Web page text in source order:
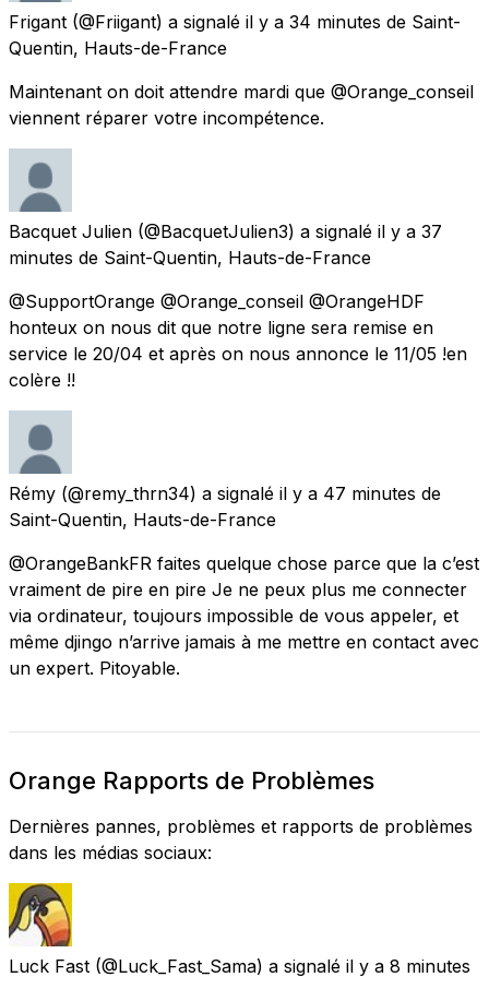
Frigant (@Friigant) a signalé il y a 34 minutes de Saint-
Quentin, Hauts-de-France
Maintenant on doit attendre mardi que @Orange_conseil
viennent réparer votre incompétence.
Bacquet Julien (@BacquetJulien3) a signalé il y a 37
minutes de Saint-Quentin, Hauts-de-France
@SupportOrange @Orange_conseil @OrangeHDF
honteux on nous dit que notre ligne sera remise en
service le 20/04 et après on nous annonce le 11/05 !en
colère !!
Rémy (@remy_thrn34) a signalé il y a 47 minutes de
Saint-Quentin, Hauts-de-France
@OrangeBankFR faites quelque chose parce que la c’est
vraiment de pire en pire Je ne peux plus me connecter
via ordinateur, toujours impossible de vous appeler, et
même djingo n’arrive jamais à me mettre en contact avec
un expert. Pitoyable.
Orange Rapports de Problèmes
Dernières pannes, problèmes et rapports de problèmes
dans les médias sociaux:
Luck Fast (@Luck_Fast_Sama) a signalé il y a 8 minutes